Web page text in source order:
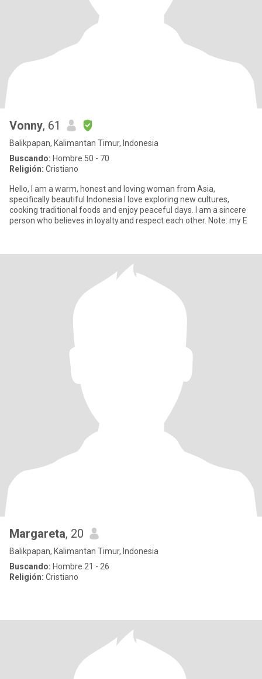
Vonny, 61
Balikpapan, Kalimantan Timur, Indonesia
Buscando: Hombre 50 - 70
Religión: Cristiano
Hello, I am a warm, honest and loving woman from Asia,
specifically beautiful Indonesia.I love exploring new cultures,
cooking traditional foods and enjoy peaceful days. I am a sincere
person who believes in loyalty.and respect each other. Note: my E
Margareta, 20
Balikpapan, Kalimantan Timur, Indonesia
Buscando: Hombre 21 - 26
Religión: Cristiano